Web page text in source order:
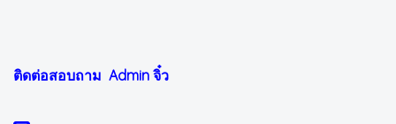
ติดต่อสอบถาม Admin จิ๋ว